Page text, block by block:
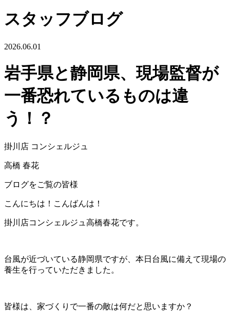
スタッフブログ
2026.06.01
岩手県と静岡県、現場監督が
一番恐れているものは違
う！？
掛川店 コンシェルジュ
高橋 春花
ブログをご覧の皆様
こんにちは！こんばんは！
掛川店コンシェルジュ高橋春花です。
台風が近づいている静岡県ですが、本日台風に備えて現場の
養生を行っていただきました。
皆様は、家づくりで一番の敵は何だと思いますか？